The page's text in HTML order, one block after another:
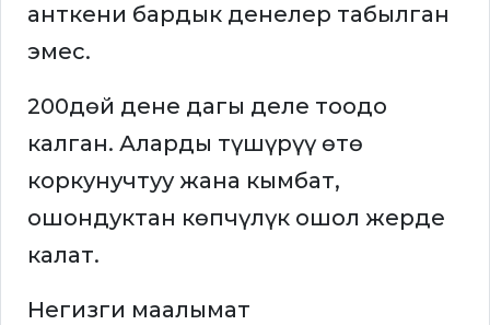
анткени бардык денелер табылган
эмес.
200дөй дене дагы деле тоодо
калган. Аларды түшүрүү өтө
коркунучтуу жана кымбат,
ошондуктан көпчүлүк ошол жерде
калат.
Негизги маалымат